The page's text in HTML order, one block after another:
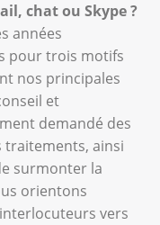
chat ou Skype ?
années
pour trois motifs
nos principales
et
demandé des
traitements, ainsi
surmonter la
orientons
vers